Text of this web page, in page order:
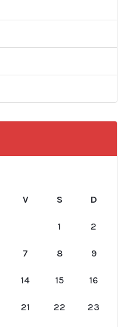
V S D
1 2
7 8 9
14 15 16
21 22 23